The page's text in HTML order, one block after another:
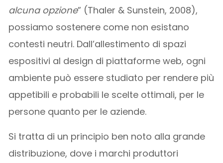
alcuna opzione” (Thaler & Sunstein, 2008),
possiamo sostenere come non esistano
contesti neutri. Dall’allestimento di spazi
espositivi al design di piattaforme web, ogni
ambiente può essere studiato per rendere più
appetibili e probabili le scelte ottimali, per le
persone quanto per le aziende.
Si tratta di un principio ben noto alla grande
distribuzione, dove i marchi produttori